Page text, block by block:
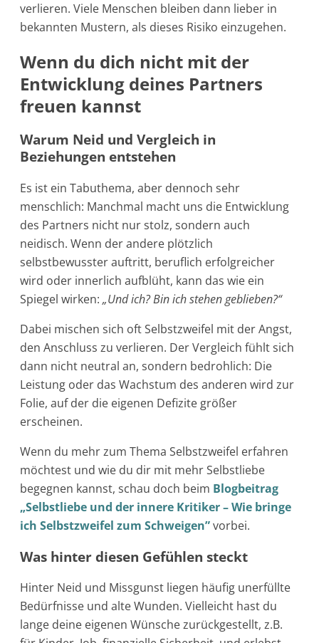
verlieren. Viele Menschen bleiben dann lieber in
bekannten Mustern, als dieses Risiko einzugehen.
Wenn du dich nicht mit der
Entwicklung deines Partners
freuen kannst
Warum Neid und Vergleich in
Beziehungen entstehen
Es ist ein Tabuthema, aber dennoch sehr
menschlich: Manchmal macht uns die Entwicklung
des Partners nicht nur stolz, sondern auch
neidisch. Wenn der andere plötzlich
selbstbewusster auftritt, beruflich erfolgreicher
wird oder innerlich aufblüht, kann das wie ein
Spiegel wirken: „Und ich? Bin ich stehen geblieben?“
Dabei mischen sich oft Selbstzweifel mit der Angst,
den Anschluss zu verlieren. Der Vergleich fühlt sich
dann nicht neutral an, sondern bedrohlich: Die
Leistung oder das Wachstum des anderen wird zur
Folie, auf der die eigenen Defizite größer
erscheinen.
Wenn du mehr zum Thema Selbstzweifel erfahren
möchtest und wie du dir mit mehr Selbstliebe
begegnen kannst, schau doch beim Blogbeitrag
„Selbstliebe und der innere Kritiker – Wie bringe
ich Selbstzweifel zum Schweigen”vorbei.
Was hinter diesen Gefühlen steckt
Hinter Neid und Missgunst liegen häufig unerfüllte
Bedürfnisse und alte Wunden. Vielleicht hast du
lange deine eigenen Wünsche zurückgestellt, z.B.